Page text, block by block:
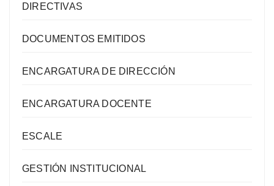
DIRECTIVAS
DOCUMENTOS EMITIDOS
ENCARGATURA DE DIRECCIÓN
ENCARGATURA DOCENTE
ESCALE
GESTIÓN INSTITUCIONAL